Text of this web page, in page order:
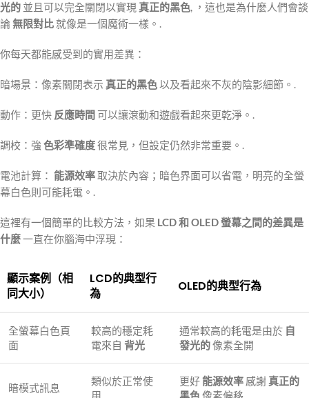
光的 並且可以完全關閉以實現 真正的黑色, ，這也是為什麼人們會談
論 無限對比就像是一個魔術一樣。.
你每天都能感受到的實用差異：
暗場景：像素關閉表示 真正的黑色以及看起來不灰的陰影細節。.
動作：更快 反應時間 可以讓滾動和遊戲看起來更乾淨。.
調校：強 色彩準確度很常見，但設定仍然非常重要。.
電池計算： 能源效率取決於內容；暗色界面可以省電，明亮的全螢
幕白色則可能耗電。.
這裡有一個簡單的比較方法，如果 LCD 和 OLED 螢幕之間的差異是
什麼一直在你腦海中浮現：
顯示案例（相
同大小）
LCD的典型行
為
OLED的典型行為
全螢幕白色頁
面
較高的穩定耗
電來自 背光
通常較高的耗電是由於 自
發光的像素全開
暗模式訊息
類似於正常使
更好能源效率 感謝 真正的